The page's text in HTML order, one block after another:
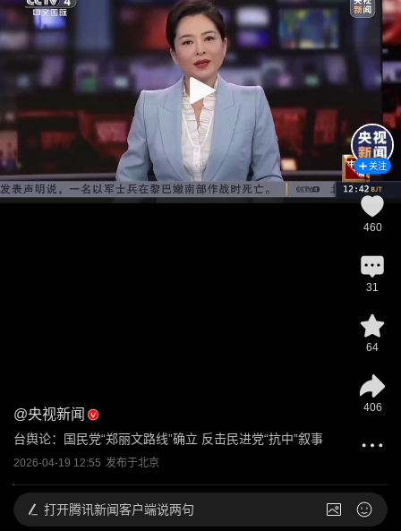
@央视新闻
台舆论：国民党“郑丽文路线”确立 反击民进党“抗中”叙事
2026-04-19 12:55 发布于北京
关注
460
31
64
406
打开腾讯新闻客户端说两句